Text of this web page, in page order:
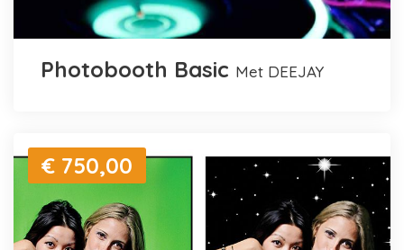
Photobooth Basic met DEEJAY
€ 750,00